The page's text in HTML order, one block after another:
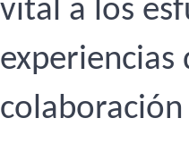
vital a los
experiencias